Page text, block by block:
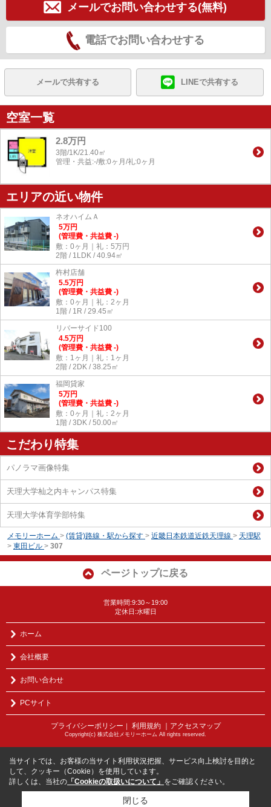
メールでお問い合わせする(無料)
電話でお問い合わせする
メールで共有する LINEで共有する
空室一覧
2.8万円
3階/1K/21.40㎡
管理・共益:-/敷:0ヶ月/礼:0ヶ月
エリアの近い物件
ネオハイムＡ
5万円
(管理費・共益費 -)
敷：0ヶ月｜礼：5万円
2階 / 1LDK / 40.94㎡
杵村店舗
5.5万円
(管理費・共益費 -)
敷：0ヶ月｜礼：2ヶ月
1階 / 1R / 29.45㎡
リバーサイド100
4.5万円
(管理費・共益費 -)
敷：1ヶ月｜礼：1ヶ月
2階 / 2DK / 38.25㎡
福岡貸家
5万円
(管理費・共益費 -)
敷：0ヶ月｜礼：2ヶ月
1階 / 3DK / 50.00㎡
こだわり特集
パノラマ画像特集
天理大学杣之内キャンパス特集
天理大学体育学部特集
メモリーホーム > (賃貸)路線・駅から探す > 近畿日本鉄道近鉄天理線 > 天理駅
> 東田ビル > 307
ページトップに戻る
営業時間:9:30～19:00
定休日:水曜日
ホーム
会社概要
お問い合わせ
PCサイト
プライバシーポリシー ｜ 利用規約 ｜アクセスマップ
Copyright(c) 株式会社メモリーホーム All rights reserved.
当サイトでは、お客様の当サイト利用状況把握、サービス向上検討を目的と
して、クッキー（Cookie）を使用しています。
詳しくは、当社の 「Cookieの取扱いについて」 をご確認ください。
閉じる